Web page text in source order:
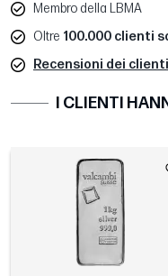
Membro della LBMA
Oltre 100.000 clienti
Recensioni dei clienti
I CLIENTI